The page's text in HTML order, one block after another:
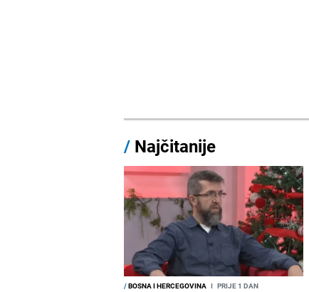
/ Najčitanije
/BOSNA I HERCEGOVINA I PRIJE 1 DAN